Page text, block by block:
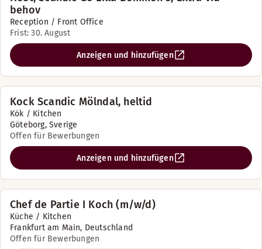
behov
Reception / Front Office
Frist: 30. August
Anzeigen und hinzufügen
Kock Scandic Mölndal, heltid
Kök / Kitchen
Göteborg, Sverige
Offen für Bewerbungen
Anzeigen und hinzufügen
Chef de Partie I Koch (m/w/d)
Küche / Kitchen
Frankfurt am Main, Deutschland
Offen für Bewerbungen